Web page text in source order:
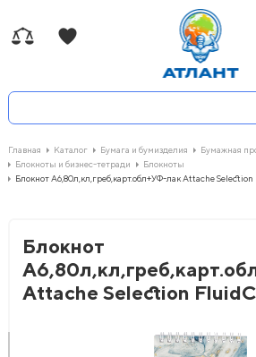
Главная Каталог Бумага и бумизделия
Бумажная
Блокноты и бизнес-тетради
Блокноты
Блокнот А6,80л,кл,греб,карт.обл+УФ-лак Attache
Блокнот
Attache Selection